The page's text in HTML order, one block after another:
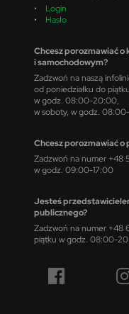
• Login
• Hasło
Chcesz porozmawiać
i samochodowym?
Zadzwoń na naszą
od poniedziałku do
w godz. 08:00-20:00,
w soboty, w godz.
Chcesz porozmawiać
Zadzwoń na numer +48
w godz. 09:00-17:00
Jesteś
publicznego?
Zadzwoń na numer +48
piątku w godz. 08:00-